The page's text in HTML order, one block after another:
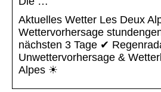
Aktuelles Wetter Les Deux
Wettervorhersage
nächsten 3 Tage ✔
Unwettervorhersage &
Alpes ☀